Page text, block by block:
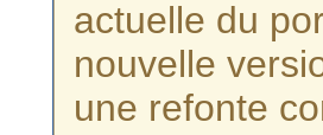
actuelle du
nouvelle
une refonte